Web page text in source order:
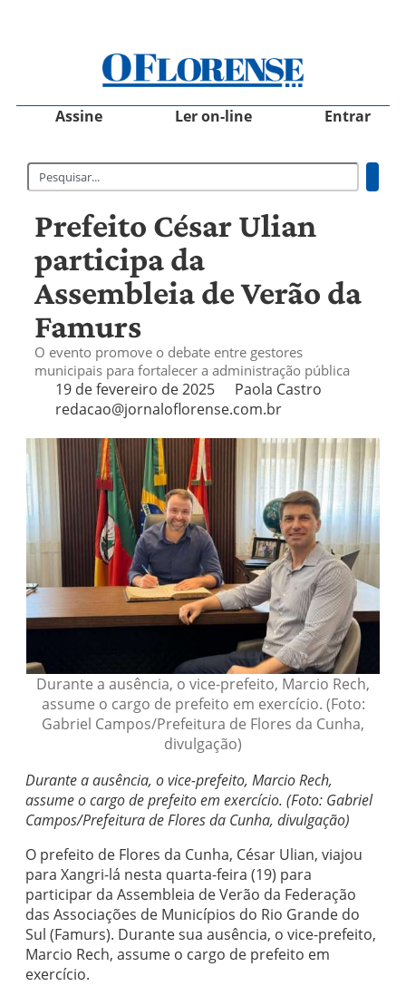
Assine Ler on-line Entrar
Prefeito César Ulian
participa da
Assembleia de Verão da
Famurs
O evento promove o debate entre gestores
municipais para fortalecer a administração pública
19 de fevereiro de 2025
Paola Castro
redacao@jornaloflorense.com.br
Durante a ausência, o vice-prefeito, Marcio Rech,
assume o cargo de prefeito em exercício. (Foto:
Gabriel Campos/Prefeitura de Flores da Cunha,
divulgação)
Durante a ausência, o vice-prefeito, Marcio Rech,
assume o cargo de prefeito em exercício. (Foto: Gabriel
Campos/Prefeitura de Flores da Cunha, divulgação)
O prefeito de Flores da Cunha, César Ulian, viajou
para Xangri-lá nesta quarta-feira (19) para
participar da Assembleia de Verão da Federação
das Associações de Municípios do Rio Grande do
Sul (Famurs). Durante sua ausência, o vice-prefeito,
Marcio Rech, assume o cargo de prefeito em
exercício.